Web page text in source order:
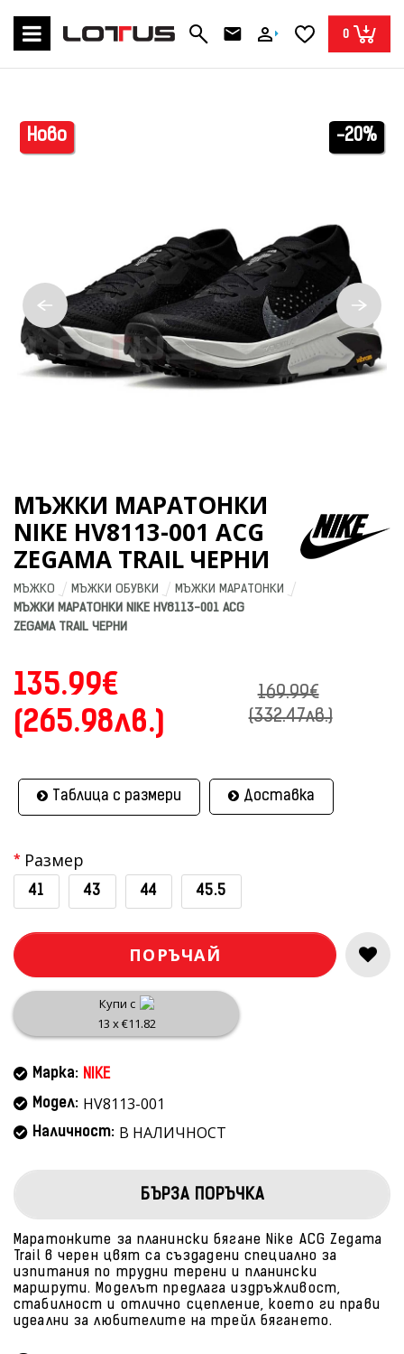
0
-20%
Ново
МЪЖКИ МАРАТОНКИ
NIKE HV8113-001 ACG
ZEGAMA TRAIL ЧЕРНИ
МЪЖКО МЪЖКИ ОБУВКИ
МЪЖКИ МАРАТОНКИ
МЪЖКИ МАРАТОНКИ NIKE HV8113-001 ACG
ZEGAMA TRAIL ЧЕРНИ
135.99€
(265.98лв.)
169.99€
(332.47лв.)
Таблица с размери Доставка
Размер
41 43 44 45.5
ПОРЪЧАЙ
Купи с
13 x €11.82
Марка: NIKE
Модел: HV8113-001
Наличност: В НАЛИЧНОСТ
БЪРЗА ПОРЪЧКА
Маратонките за планински бягане Nike ACG Zegama
Trail в черен цвят са създадени специално за
изпитания по трудни терени и планински
маршрути. Моделът предлага издръжливост,
стабилност и отлично сцепление, което ги прави
идеални за любителите на трейл бягането.